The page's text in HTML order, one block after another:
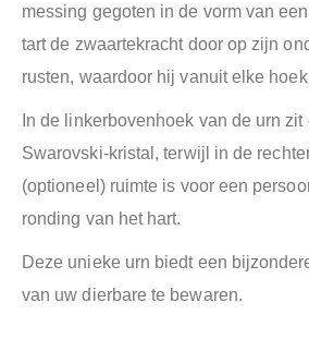
messing gegoten in de vorm van
tart de zwaartekracht door op zijn
rusten, waardoor hij vanuit elke
In de linkerbovenhoek van de urn zit
Swarovski-kristal, terwijl in de
(optioneel) ruimte is voor een
ronding van het hart.
Deze unieke urn biedt een
van uw dierbare te bewaren.